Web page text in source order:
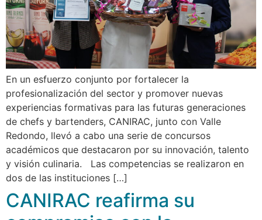
En un esfuerzo conjunto por fortalecer la
profesionalización del sector y promover nuevas
experiencias formativas para las futuras generaciones
de chefs y bartenders, CANIRAC, junto con Valle
Redondo, llevó a cabo una serie de concursos
académicos que destacaron por su innovación, talento
y visión culinaria. Las competencias se realizaron en
dos de las instituciones […]
CANIRAC reafirma su